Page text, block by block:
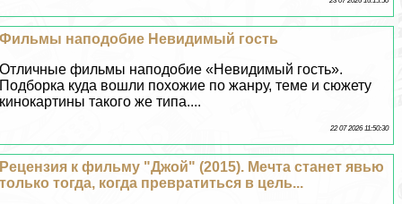
Фильмы наподобие Невидимый гость
Отличные фильмы наподобие «Невидимый гость».
Подборка куда вошли похожие по жанру, теме и сюжету
кинокартины такого же типа....
22 07 2026 11:50:30
Рецензия к фильму "Джой" (2015). Мечта станет явью
только тогда, когда превратиться в цель...